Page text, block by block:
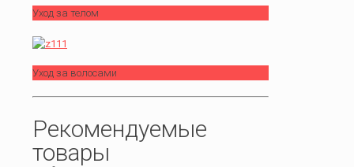
Уход за телом
Уход за волосами
Рекомендуемые
товары